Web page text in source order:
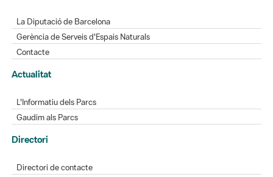
La Diputació de Barcelona
Gerència de Serveis d'Espais Naturals
Contacte
Actualitat
L'Informatiu dels Parcs
Gaudim als Parcs
Directori
Directori de contacte